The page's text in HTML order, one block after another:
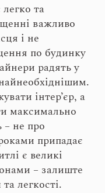
легко та
важливо
і не
по будинку
радять у
інтер’єр, а
максимально
не про
припадає
є великі
– залиште
легкості.